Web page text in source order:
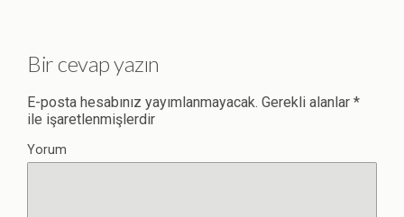
Bir cevap yazın
E-posta hesabınız yayımlanmayacak. Gerekli alanlar *
ile işaretlenmişlerdir
Yorum